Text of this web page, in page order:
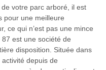
votre parc arboré, il est
pour une meilleure
ce qui n’est pas une mince
est une société de
disposition. Située dans
depuis de